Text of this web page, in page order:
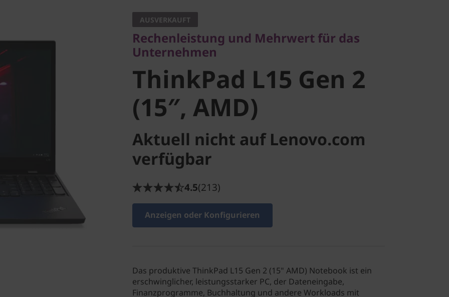
Unternehmen
ThinkPad L15 Gen 2
(15″, AMD)
AUSVERKAUFT
Rechenleistung und Mehrwert für das
Unternehmen
ThinkPad L15 Gen 2
(15″, AMD)
Aktuell nicht auf Lenovo.com
verfügbar
4.5(213)
Anzeigen oder Konfigurieren
Das produktive ThinkPad L15 Gen 2 (15" AMD) Notebook ist ein
erschwinglicher, leistungsstarker PC, der Dateneingabe,
Finanzprogramme, Buchhaltung und andere Workloads mit